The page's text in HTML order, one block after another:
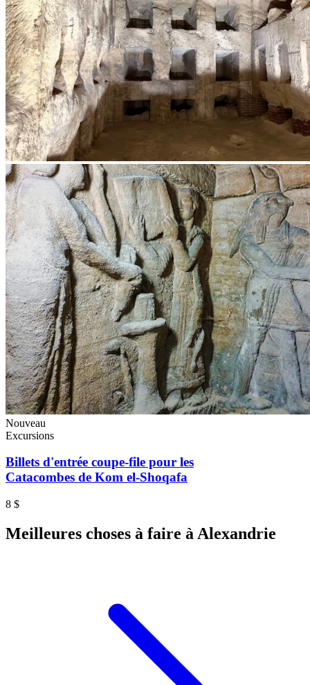
Nouveau
Excursions
Billets d'entrée coupe-file pour les
Catacombes de Kom el-Shoqafa
8 $
Meilleures choses à faire à Alexandrie